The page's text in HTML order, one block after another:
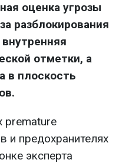
оценка угрозы
разблокирования
отметки, а
в плоскость
premature
и предохранителях
эксперта